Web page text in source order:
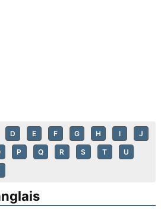
D E F G H I J
P Q R S T U